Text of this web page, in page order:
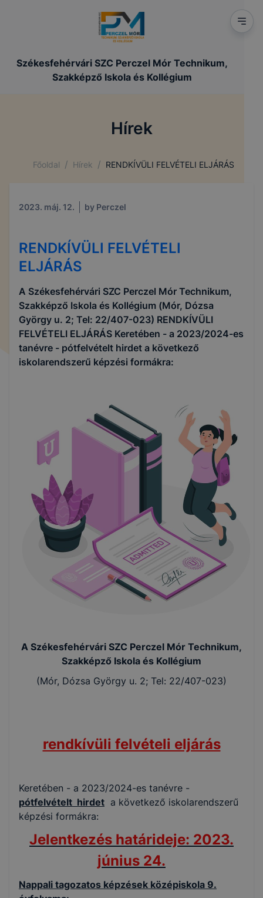
Székesfehérvári SZC Perczel Mór Technikum,
Szakképző Iskola és Kollégium
Hírek
Főoldal / Hírek / RENDKÍVÜLI FELVÉTELI ELJÁRÁS
2023. máj. 12. by Perczel
RENDKÍVÜLI FELVÉTELI
ELJÁRÁS
A Székesfehérvári SZC Perczel Mór Technikum,
Szakképző Iskola és Kollégium (Mór, Dózsa
György u. 2; Tel: 22/407-023) RENDKÍVÜLI
FELVÉTELI ELJÁRÁS Keretében - a 2023/2024-es
tanévre - pótfelvételt hirdet a következő
iskolarendszerű képzési formákra:
A Székesfehérvári SZC Perczel Mór Technikum,
Szakképző Iskola és Kollégium
(Mór, Dózsa György u. 2; Tel: 22/407-023)
rendkívüli felvételi eljárás
Keretében - a 2023/2024-es tanévre -
pótfelvételt hirdet a következő iskolarendszerű
képzési formákra:
Jelentkezés határideje: 2023.
június 24.
Nappali tagozatos képzések középiskola 9.